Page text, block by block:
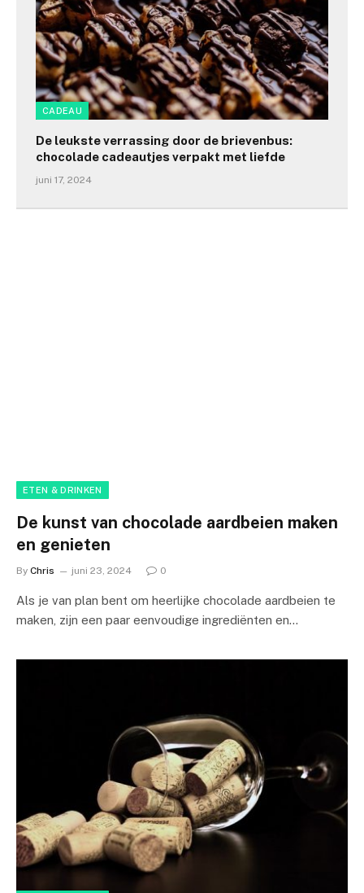
CADEAU
De leukste verrassing door de brievenbus:
chocolade cadeautjes verpakt met liefde
juni 17, 2024
ETEN & DRINKEN
De kunst van chocolade aardbeien maken
en genieten
By Chris juni 23, 2024 0
Als je van plan bent om heerlijke chocolade aardbeien te
maken, zijn een paar eenvoudige ingrediënten en…